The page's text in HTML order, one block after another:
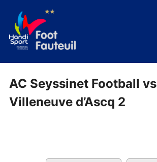
contenu
AC Seyssinet Football vs
Villeneuve d’Ascq 2